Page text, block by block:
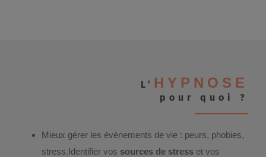
L’ HYPNOSE
pour quoi ?
Mieux gérer les évènements de vie : peurs, phobies,
stress.Identifier vos sources de stress et vos